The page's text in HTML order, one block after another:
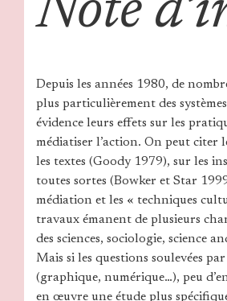
Note
Depuis les années 1980, de
plus particulièrement des
évidence leurs effets sur les
médiatiser l’action. On peut citer
les textes (Goody 1979), sur les
toutes sortes (Bowker et Star
médiation et les « techniques
travaux émanent de plusieurs
des sciences, sociologie, science
Mais si les questions soulevées
(graphique, numérique…), peu
en œuvre une étude plus